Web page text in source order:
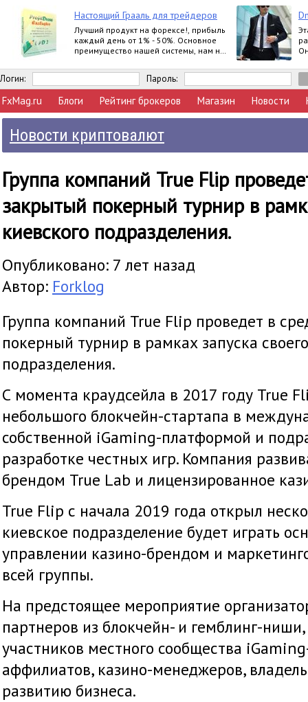
Настоящий Грааль для трейдеров
Лучший продукт на форексе!, прибыль
каждый день от 1% - 50%. Основное
преимущество нашей системы, нам не
прибыли
Логин: Пароль:
FxMag.ru Блоги Рейтинг брокеров Магазин Новости
Новости криптовалют
Группа компаний True Flip
закрытый покерный турнир в
киевского подразделения.
Опубликовано: 7 лет назад
Автор: Forklog
Группа компаний True Flip проведет в
покерный турнир в рамках запуска
подразделения.
С момента краудсейла в 2017 году True
небольшого блокчейн-стартапа в
собственной iGaming-платформой и
разработке честных игр. Компания
брендом True Lab и лицензированное
True Flip с начала 2019 года открыл
киевское подразделение будет играть
управлении казино-брендом и
всей группы.
На предстоящее мероприятие
партнеров из блокчейн- и гемблинг-
участников местного сообщества
аффилиатов, казино-менеджеров,
развитию бизнеса.